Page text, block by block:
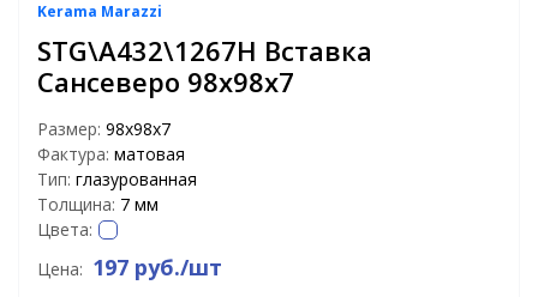
Kerama Marazzi
STG\A432\1267H Вставка
Сансеверо 98х98х7
Размер: 98х98х7
Фактура: матовая
Тип: глазурованная
Толщина: 7 мм
Цвета:
Цена: 197 руб./шт